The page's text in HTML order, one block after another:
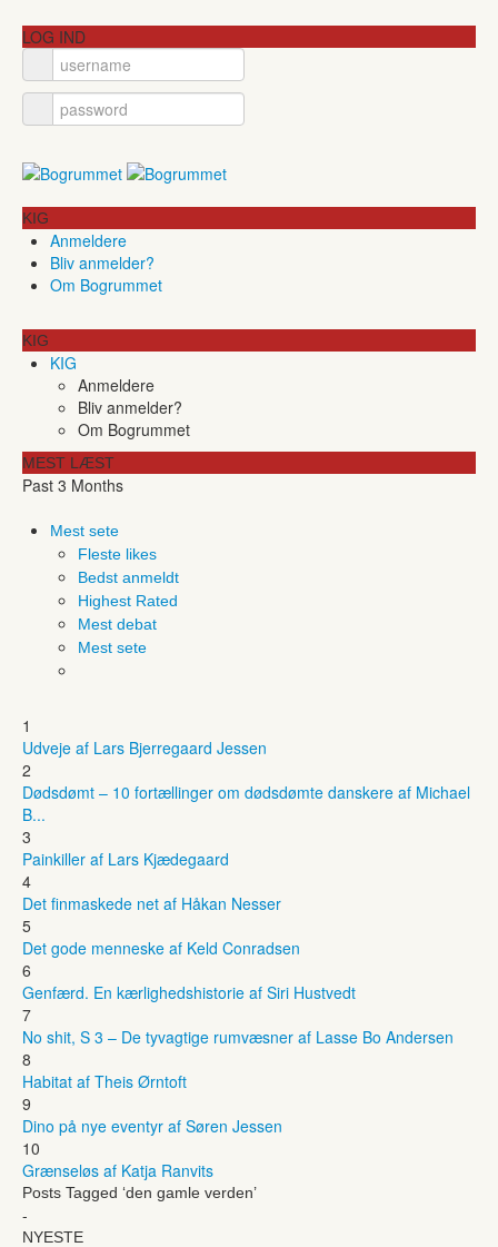
LOG IND
KIG
Anmeldere
Bliv anmelder?
Om Bogrummet
KIG
KIG
Anmeldere
Bliv anmelder?
Om Bogrummet
MEST LÆST
Past 3 Months
Mest sete
Fleste likes
Bedst anmeldt
Highest Rated
Mest debat
Mest sete
1
Udveje af Lars Bjerregaard Jessen
2
Dødsdømt – 10 fortællinger om dødsdømte danskere af Michael
B...
3
Painkiller af Lars Kjædegaard
4
Det finmaskede net af Håkan Nesser
5
Det gode menneske af Keld Conradsen
6
Genfærd. En kærlighedshistorie af Siri Hustvedt
7
No shit, S 3 – De tyvagtige rumvæsner af Lasse Bo Andersen
8
Habitat af Theis Ørntoft
9
Dino på nye eventyr af Søren Jessen
10
Grænseløs af Katja Ranvits
Posts Tagged ‘den gamle verden’
-
NYESTE